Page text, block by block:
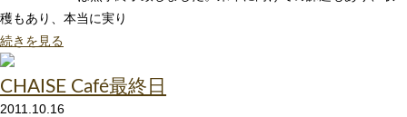
穫もあり、本当に実り
続きを見る
CHAISE Café最終日
2011.10.16